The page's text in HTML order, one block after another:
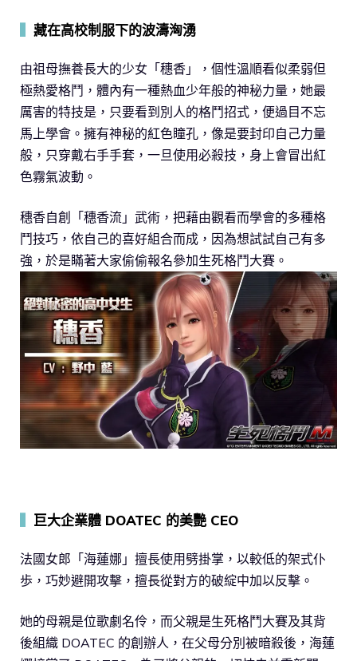
藏在高校制服下的波濤洶湧
由祖母撫養長大的少女「穗香」，個性溫順看似柔弱但
極熱愛格鬥，體內有一種熱血少年般的神秘力量，她最
厲害的特技是，只要看到別人的格鬥招式，便過目不忘
馬上學會。擁有神秘的紅色瞳孔，像是要封印自己力量
般，只穿戴右手手套，一旦使用必殺技，身上會冒出紅
色霧氣波動。
穗香自創「穗香流」武術，把藉由觀看而學會的多種格
鬥技巧，依自己的喜好組合而成，因為想試試自己有多
強，於是瞞著大家偷偷報名參加生死格鬥大賽。
巨大企業體 DOATEC 的美艷 CEO
法國女郎「海蓮娜」擅長使用劈掛掌，以較低的架式仆
歩，巧妙避開攻擊，擅長從對方的破綻中加以反擊。
她的母親是位歌劇名伶，而父親是生死格鬥大賽及其背
後組織 DOATEC 的創辦人，在父母分別被暗殺後，海蓮